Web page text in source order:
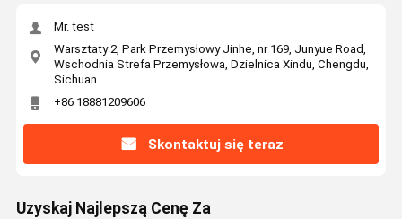
Mr. test
Warsztaty 2, Park Przemysłowy Jinhe, nr 169, Junyue Road,
Wschodnia Strefa Przemysłowa, Dzielnica Xindu, Chengdu,
Sichuan
+86 18881209606
Skontaktuj się teraz
Uzyskaj Najlepszą Cenę Za